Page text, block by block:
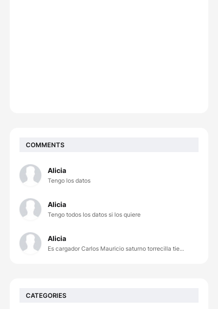
COMMENTS
Alicia
Tengo los datos
Alicia
Tengo todos los datos si los quiere
Alicia
Es cargador Carlos Mauricio saturno torrecilla tie...
CATEGORIES